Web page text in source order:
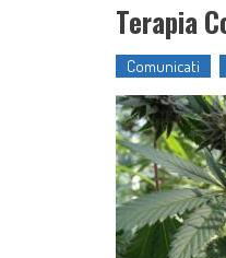
Terapia
Comunicati